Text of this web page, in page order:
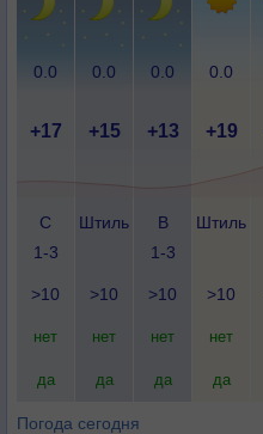
0.0 0.0 0.0 0.0
+17 +15 +13 +19
С
1-3
Штиль
В
1-3
Штиль
>10 >10 >10 >10
нет нет нет нет
да да да да
Погода сегодня